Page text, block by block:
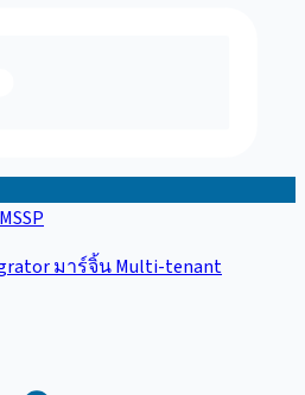
มาร์จิ้น Multi-tenant